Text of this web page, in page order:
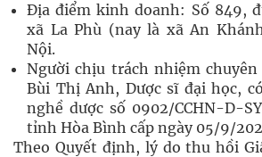
Địa điểm kinh doanh: Số 849,
xã La Phù (nay là xã An
Nội.
Người chịu trách nhiệm chuyên
Bùi Thị Anh, Dược sĩ đại học,
nghề dược số 0902/CCHN-D-
tỉnh Hòa Bình cấp ngày 05/9/
Theo Quyết định, lý do thu hồi